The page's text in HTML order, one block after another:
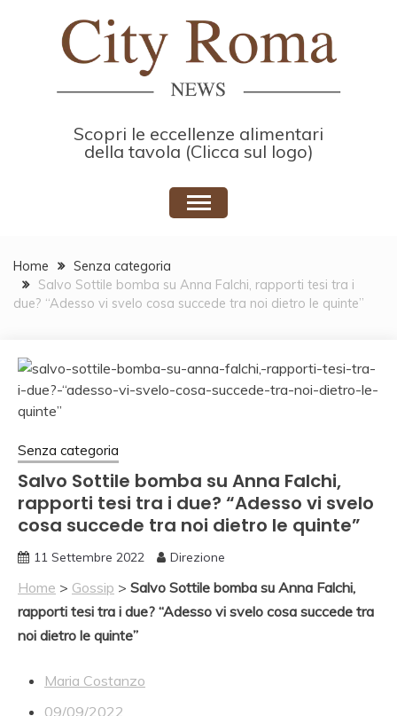
Scopri le eccellenze alimentari
della tavola (Clicca sul logo)
Home
Senza categoria
Salvo Sottile bomba su Anna Falchi, rapporti tesi tra i
due? “Adesso vi svelo cosa succede tra noi dietro le quinte”
Senza categoria
Salvo Sottile bomba su Anna Falchi,
rapporti tesi tra i due? “Adesso vi svelo
cosa succede tra noi dietro le quinte”
11 Settembre 2022 Direzione
Home > Gossip > Salvo Sottile bomba su Anna Falchi,
rapporti tesi tra i due? “Adesso vi svelo cosa succede tra
noi dietro le quinte”
Maria Costanzo
09/09/2022